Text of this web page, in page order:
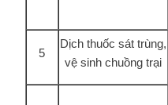
5
Dịch thuốc sát trùng,
vệ sinh chuồng trại